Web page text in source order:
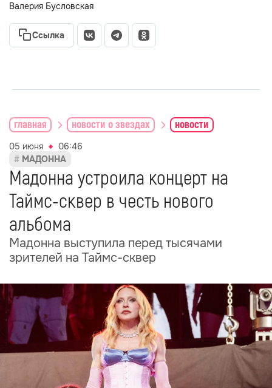
Валерия Бусловская
Ссылка
главная новости о звездах новости
05 июня
06:46
МАДОННА
Мадонна устроила концерт на
Таймс-сквер в честь нового
альбома
Мадонна выступила перед тысячами
зрителей на Таймс-сквер